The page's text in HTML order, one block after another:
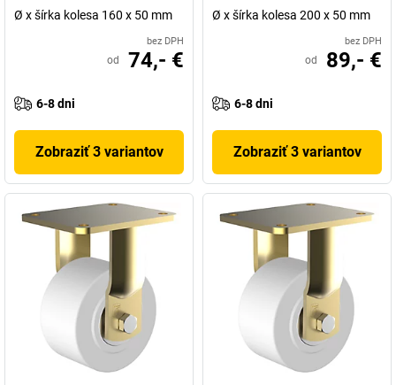
Ø x šírka kolesa 160 x 50 mm
bez DPH
od 74,- €
6-8 dni
Zobraziť 3 variantov
Ø x šírka kolesa 200 x 50 mm
bez DPH
od 89,- €
6-8 dni
Zobraziť 3 variantov